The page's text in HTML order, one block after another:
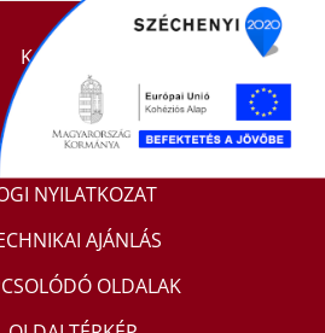
KAPCSOLAT
IMPRESSZUM
TÁJÉKOZTATÓ
NYILATKOZAT
AJÁNLÁS
OLDALAK